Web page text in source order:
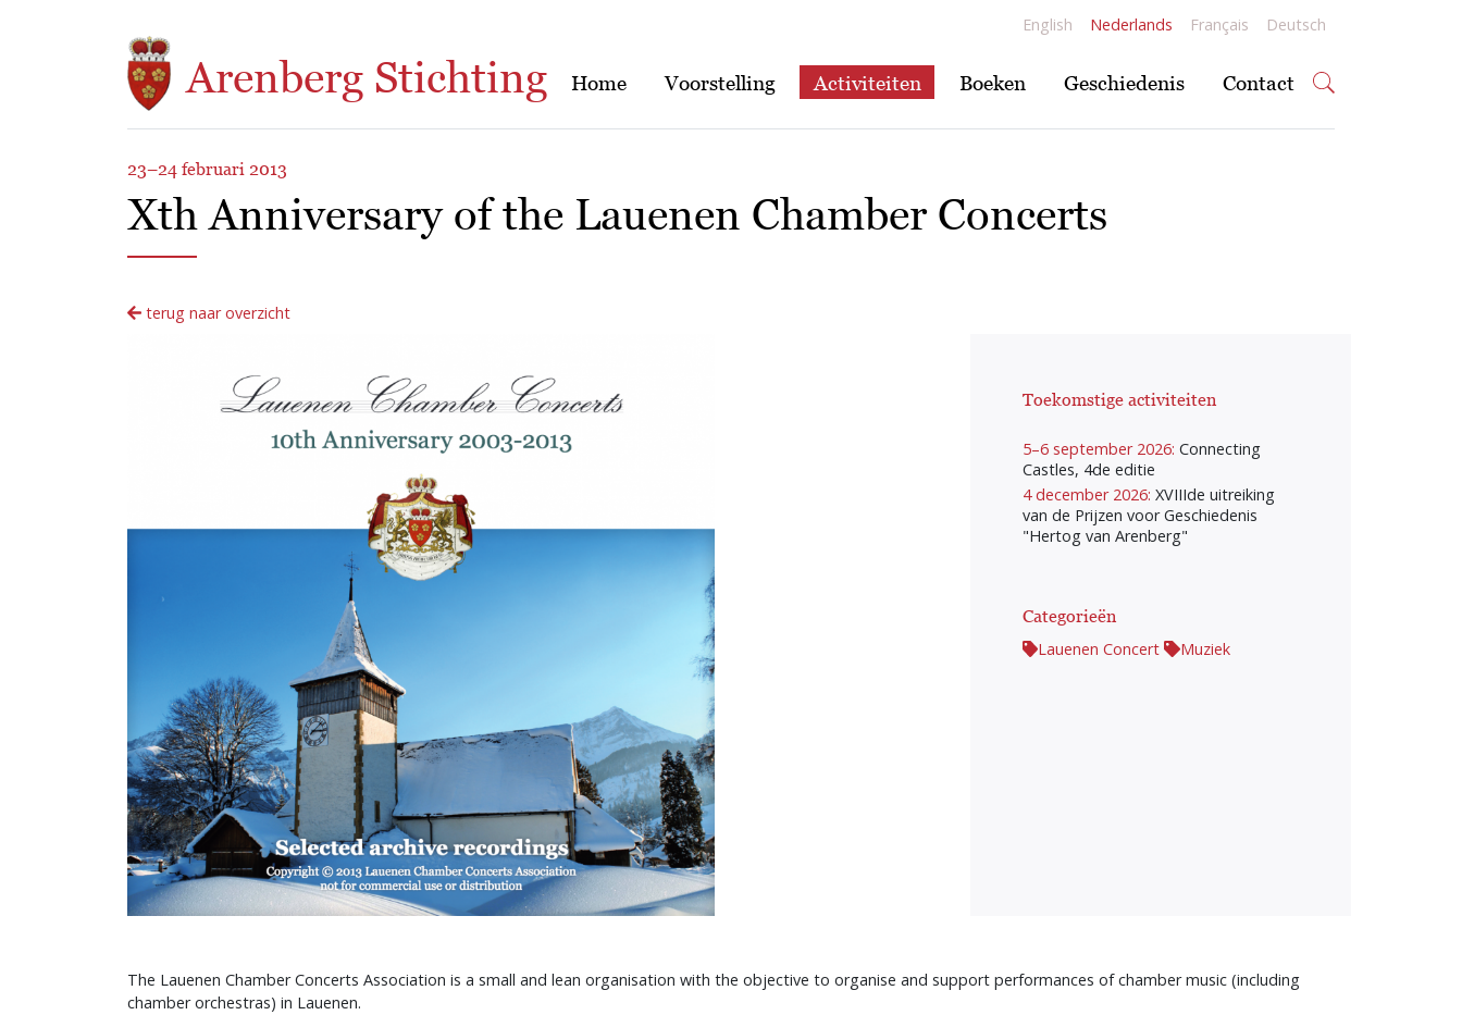
English Nederlands Français Deutsch
Arenberg Stichting Home Voorstelling Activiteiten Boeken Geschiedenis Contact
23–24 februari 2013
Xth Anniversary of the Lauenen Chamber Concerts
terug naar overzicht
Toekomstige activiteiten
5–6 september 2026: Connecting
Castles, 4de editie
4 december 2026: XVIIIde uitreiking
van de Prijzen voor Geschiedenis
"Hertog van Arenberg"
Categorieën
Lauenen Concert Muziek
The Lauenen Chamber Concerts Association is a small and lean organisation with the objective to organise and support performances of chamber music (including
chamber orchestras) in Lauenen.